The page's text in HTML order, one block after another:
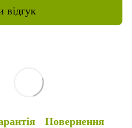
відгук
Повернення